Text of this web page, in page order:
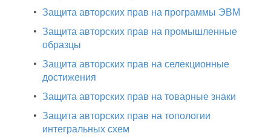
• Защита авторских прав на программы ЭВМ
• Защита авторских прав на промышленные
образцы
• Защита авторских прав на селекционные
достижения
• Защита авторских прав на товарные знаки
• Защита авторских прав на топологии
интегральных схем